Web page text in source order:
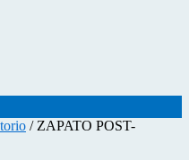
/ ZAPATO POST-